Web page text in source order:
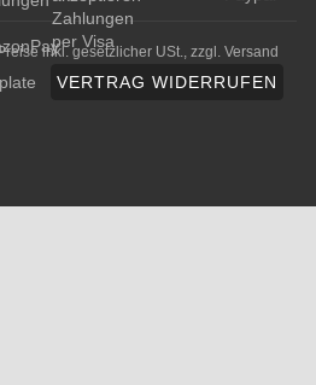
inkl. gesetzlicher USt., zzgl. Versand
VERTRAG WIDERRUFEN